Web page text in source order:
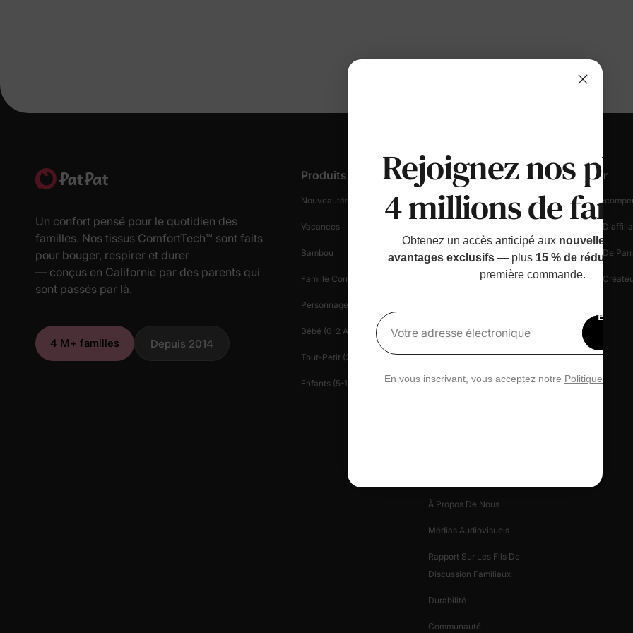
Un confort pensé pour le quotidien des
familles. Nos tissus ComfortTech™ sont faits
pour bouger, respirer et durer
— conçus en Californie par des parents qui
sont passés par là.
4 M+ familles Depuis 2014
Produits
Nouveautés Et En Vedette
Vacances
Bambou
Famille Correspondante
Personnages
Bébé (0-2 Ans)
Tout-Petit (2-6 Ans)
Enfants (5-12 Ans)
Support Client
Suivez Votre Commande
Démarrer Un Retour
Politique De Retour
Centre D'aide
Contactez-Nous
Gérez Votre Vie Privée
Découvrir
Fidélité &
Programme
Programme De
Programme
Patlife
À Propos De Nous
Médias Audiovisuels
Rapport Sur Les Fils De
Discussion Familiaux
Durabilité
Communauté
Rejoignez nos plus
4 millions de
Obtenez un accès anticipé aux nouvelles
avantages exclusifs— plus 15 % de réduction
première commande.
Votre adresse électronique
En vous inscrivant, vous acceptez notre Politique de